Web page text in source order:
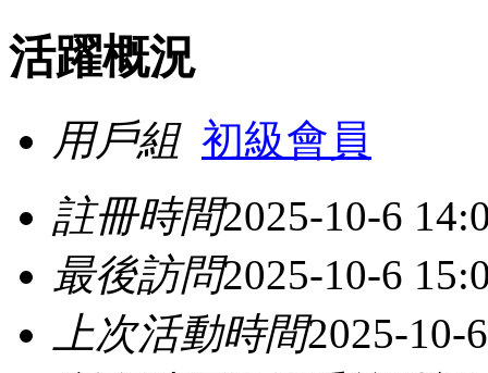
活躍概況
用戶組 初級會員
註冊時間2025-10-6
最後訪問2025-10-6
上次活動時間2025-10-